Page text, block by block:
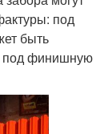
под
быть
под финишную